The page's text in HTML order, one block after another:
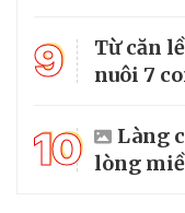
9
Từ căn
nuôi 7
10
Làng
lòng